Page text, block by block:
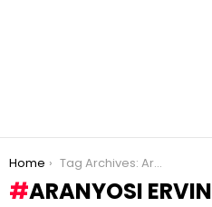
You are here:
Home Tag Archives: Aranyosi Ervin
ARANYOSI ERVIN